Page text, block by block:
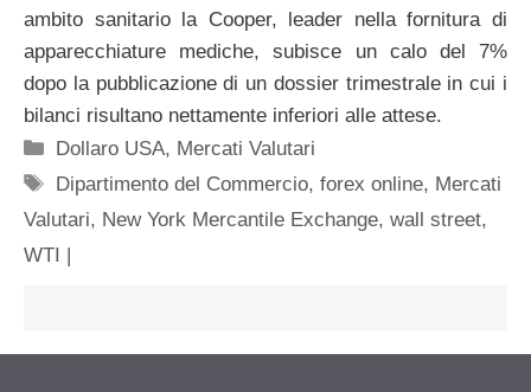
ambito sanitario la Cooper, leader nella fornitura di
apparecchiature mediche, subisce un calo del 7%
dopo la pubblicazione di un dossier trimestrale in cui i
bilanci risultano nettamente inferiori alle attese.
Categorie
Dollaro USA, Mercati Valutari
Tag
Dipartimento del Commercio,forex online, Mercati
Valutari, New York Mercantile Exchange, wall street,
WTI |